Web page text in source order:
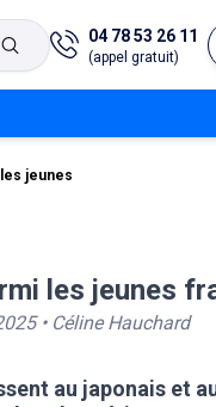
04 78 53 26 11
(appel gratuit)
jeunes
les jeunes
• Céline Hauchard
au japonais et